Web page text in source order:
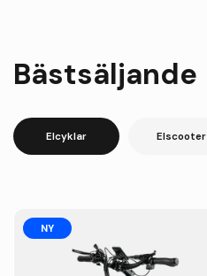
Bästsäljande
Elcyklar Elscooter
NY